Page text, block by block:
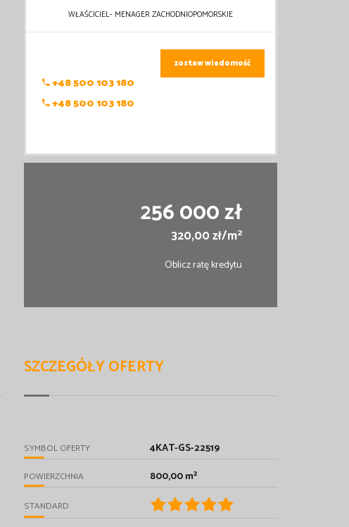
WŁAŚCICIEL- MENAGER ZACHODNIOPOMORSKIE
+48 500 103 180
+48 500 103 180
zostaw wiadomość
256 000 zł
320,00 zł/m2
Oblicz ratę kredytu
SZCZEGÓŁY OFERTY
SYMBOL OFERTY 4KAT-GS-22519
POWIERZCHNIA 800,00 m²
STANDARD